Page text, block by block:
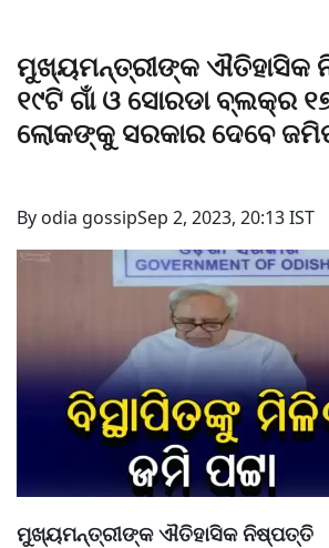
ମୁଖ୍ୟମନ୍ତ୍ରୀଙ୍କ ଐତିହାସିକ
୧୯ଟି ଗାଁ ଓ ସୋରଡା ବ୍ଲକ୍‌ର
ଲୋକଙ୍କୁ ସରକାର ଦେବେ
By odia gossipSep 2, 2023, 20:13 IST
ମୁଖ୍ୟମନ୍ତ୍ରୀଙ୍କ ଐତିହାସିକ ନିଷ୍ପତ୍ତି